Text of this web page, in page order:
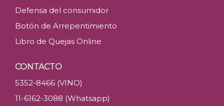
Defensa del consumidor
Botón de Arrepentimiento
Libro de Quejas Online
CONTACTO
5352-8466 (VINO)
11-6162-3088 (Whatsapp)